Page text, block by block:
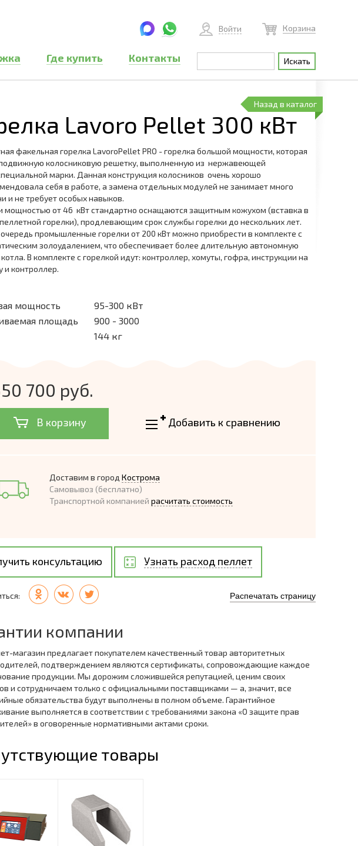
Войти Корзина
Где купить Контакты
Назад в каталог
Lavoro Pellet 300 кВт
факельная горелка LavoroPellet PRO - горелка большой мощности, которая
колосниковую решетку, выполненную из нержавеющей
марки. Данная конструкция колосников очень хорошо
себя в работе, а замена отдельных модулей не занимает много
и не требует особых навыков.
мощностью от 46 кВт стандартно оснащаются защитным кожухом (вставка в
горелки), продлевающим срок службы горелки до нескольких лет.
промышленные горелки от 200 кВт можно приобрести в комплекте с
золоудалением, что обеспечивает более длительную автономную
В комплекте с горелкой идут: контроллер, хомуты, гофра, инструкции на
и контроллер.
мощность
95-300 кВт
площадь
900 - 3000
144 кг
700 руб.
В корзину Добавить к сравнению
Доставим в город Кострома
Самовывоз (бесплатно)
Транспортной компанией расчитать стоимость
консультацию Узнать расход пеллет
Распечатать страницу
компании
магазин предлагает покупателем качественный товар авторитетных
подтверждением являются сертификаты, сопровождающие каждое
продукции. Мы дорожим сложившейся репутацией, ценим своих
и сотрудничаем только с официальными поставщиками — а, значит, все
обязательства будут выполнены в полном объеме. Гарантийное
выполняется в соответствии с требованиями закона «О защите прав
в оговоренные нормативными актами сроки.
товары